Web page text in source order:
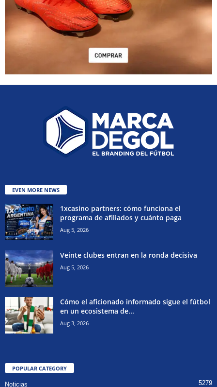
EVEN MORE NEWS
1xcasino partners: cómo funciona el
programa de afiliados y cuánto paga
Aug 5, 2026
Veinte clubes entran en la ronda decisiva
Aug 5, 2026
Cómo el aficionado informado sigue el fútbol
en un ecosistema de...
Aug 3, 2026
POPULAR CATEGORY
Noticias 5279